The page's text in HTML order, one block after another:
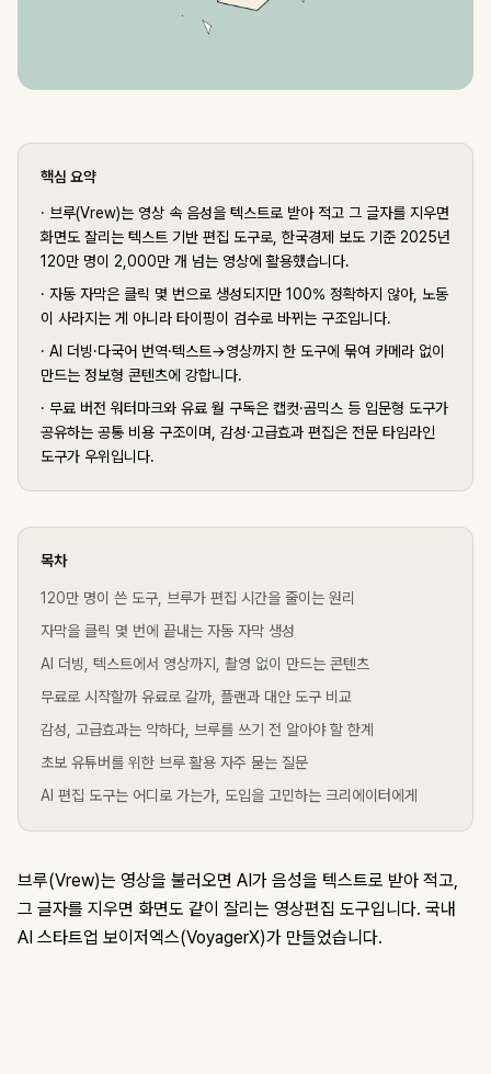
핵심 요약
· 브루(Vrew)는 영상 속 음성을 텍스트로 받아 적고 그 글자를 지우면
화면도 잘리는 텍스트 기반 편집 도구로, 한국경제 보도 기준 2025년
120만 명이 2,000만 개 넘는 영상에 활용했습니다.
· 자동 자막은 클릭 몇 번으로 생성되지만 100% 정확하지 않아, 노동
이 사라지는 게 아니라 타이핑이 검수로 바뀌는 구조입니다.
· AI 더빙·다국어 번역·텍스트→영상까지 한 도구에 묶여 카메라 없이
만드는 정보형 콘텐츠에 강합니다.
· 무료 버전 워터마크와 유료 월 구독은 캡컷·곰믹스 등 입문형 도구가
공유하는 공통 비용 구조이며, 감성·고급효과 편집은 전문 타임라인
도구가 우위입니다.
목차
120만 명이 쓴 도구, 브루가 편집 시간을 줄이는 원리
자막을 클릭 몇 번에 끝내는 자동 자막 생성
AI 더빙, 텍스트에서 영상까지, 촬영 없이 만드는 콘텐츠
무료로 시작할까 유료로 갈까, 플랜과 대안 도구 비교
감성, 고급효과는 약하다, 브루를 쓰기 전 알아야 할 한계
초보 유튜버를 위한 브루 활용 자주 묻는 질문
AI 편집 도구는 어디로 가는가, 도입을 고민하는 크리에이터에게
브루(Vrew)는 영상을 불러오면 AI가 음성을 텍스트로 받아 적고,
그 글자를 지우면 화면도 같이 잘리는 영상편집 도구입니다. 국내
AI 스타트업 보이저엑스(VoyagerX)가 만들었습니다.